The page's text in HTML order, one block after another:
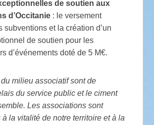
de soutien aux
d’Occitanie : le versement
subventions et la création d’un
de soutien pour les
d’événements doté de 5 M€.
milieu associatif sont de
du service public et le ciment
Les associations sont
la vitalité de notre territoire et à la